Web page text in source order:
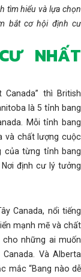
tìm hiểu và lựa chọn
bắt cơ hội định cư
NHẤT
thì British
là 5 tỉnh bang
Mỗi tỉnh bang
và chất lượng cuộc
của từng tỉnh bang
định cư lý tưởng
Canada, nổi tiếng
mạnh mẽ và chất
cho những ai muốn
Và Alberta
mắc “Bang nào dễ